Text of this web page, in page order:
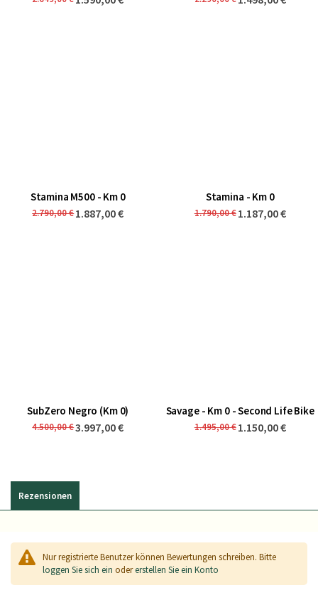
Stamina M500 - Km 0
2.790,00 €1.887,00 €
Stamina - Km 0
1.790,00 €1.187,00 €
SubZero Negro (Km 0)
4.500,00 €3.997,00 €
Savage - Km 0 - Second Life Bike
1.495,00 €1.150,00 €
Rezensionen
Nur registrierte Benutzer können Bewertungen schreiben. Bitte
loggen Sie sich ein odererstellen Sie ein Konto